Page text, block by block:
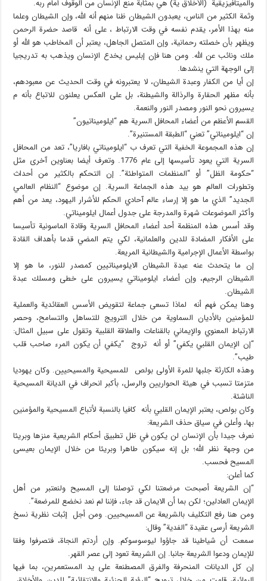
والميتافيزيقية (الأخلاق ية) هي بمثابة منع الإنسان من الوقوف أمام ربه.
وثمة الكثير من الناس، يعبدون الشيطان ظنا منهم أنه الله، وإن الشيطان وعلما
منه بهذا الأمر، يقدم نفسه في وقت الارتباط ، على أنه قاصد حضرة الرحمن
ويظهر بأن خصلته رحمانية، وإن المتصل الجاهل، يعتبر أن المخاطب هو الله أو
ملك ونائب عن الله. ومن هنا فإن إبليس يخدع الإنسان ويذهب به تدريجيا
إلى الوجهة التي ينشدها.
إن أيا من الكفار وعبدة الشيطان، لا يعتبرونه في وقت الحديث عن معبودهم،
بأنه مظهر الحقارة والرذالة والشيطنة، بل على العكس يعلنون للاتباع بأنه م
يسيرون نحو النور ومصدر النور والنعمة.
القسم الأعظم من أعضاء المحافل السرية هم “ايلوميناتيون”
إن “ايلوميناتي” تعني “الطبقة المستنيرة”.
إن هذه المجموعة الخفية التي تعرف ب “ايلوميناتي بافاريا”، تعد من المحافل
السرية التي يعود تأسيسها إلى عام 1776. وتعرف أيضا بعناوين آخرى مثل
“حكومة الظل” أو “المنظمات المتواطئة”. إن التحكم بالكثير من أحداث
وتطورات العالم هو بيد هذه الجماعة السرية. إن موضوع “النظام العالمي
الجديد” الذي ما هو إلا إرساء عالم آحادي الحكم للأشرار اليهود، يعد من أهم
وأكثر الموضوعات شهرة والمدرجة على جدول أعمال ايلوميناتي.
وقد أسس هذه المنظمة أحد أعضاء المحافل السرية وقادة الماسونية تأسيسا
على الأفكار المضادة للدين والعلمانية، لكي يتم المضي قدما بأهداف القادة
بواسطة الأعمال الإجرامية والشيطانية المريعة.
إن ما يتحدث عنه عبدة الشيطان الايلوميناتيين كمصدر للنور، ما هو إلا
الشيطان الرجيم، وإن أعضاء ايلوميناتي يسيرون على خطى ومسلك عبدة
الشيطان.
وهنا يمكن فهم أنه لماذا تسعى جماعة لتقويض الأسس العقائدية والعملية
للمؤمنين بالأديان السماوية من خلال الترويج للتساهل والتسامح، وحصر
الارتباط المعنوي والإيماني بالقناعات والعلاقة القلبية وتقول على سبيل المثال:
“إن الإيمان القلبي يكفي” أو أنه تروج “يكفي أن يكون المرء صاحب قلب
طيب”.
وهذه الكارثة جلبها للمرة الأولى بولص للمسيحية والمسيحيين. وكان يهوديا
متزمتا تسبب في هيئة الحواريين والرسل، بأكبر انحراف في الديانة المسيحية
الناشئة.
وكان بولص، يعتبر الإيمان القلبي بأنه كافيا بالنسبة لأتباع المسيحية والمؤمنين
بها، وأعلن في سياق حذف الشريعة:
نعرف جيدا بأن الإنسان لن يكون في ظل تطبيق أحكام الشريعية منزها وبريئا
من وجهة نظر الله؛ بل إنه سيكون طاهرا وبريئا من خلال الإيمان بعيسى
المسيح فحسب.
كما أعلن:
“إن الشريعة أصبحت مرضعتنا لكي توصلنا إلى المسيح ولنعتبر من أهل
الإيمان العادلين؛ لكن بما أن الايمان قد جاء، فإننا لم نعد نخضع للمرضعة”.
ومن هنا رفع التكليف بالشريعة عن المسيحيين. ومن أجل إثبات نظرية نسخ
الشريعة أرسى عقيدة “الفدية” وقال:
سمعت أن شياطينا قد جاؤوا ليوسوسوكم. وإن أردتم النجاة، فتصرفوا وفقا
للإيمان ودعوا الشريعة جانبا. إن الشريعة تعود إلى عصر القهر.
إن كل الديانات المنحرفة والفرق المصطنعة على يد المستعمرين، بما فيها